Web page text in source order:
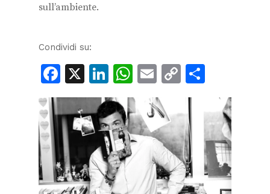
sull’ambiente.
Condividi su:
Facebook
X LinkedIn
WhatsApp
Email
Copy
Link